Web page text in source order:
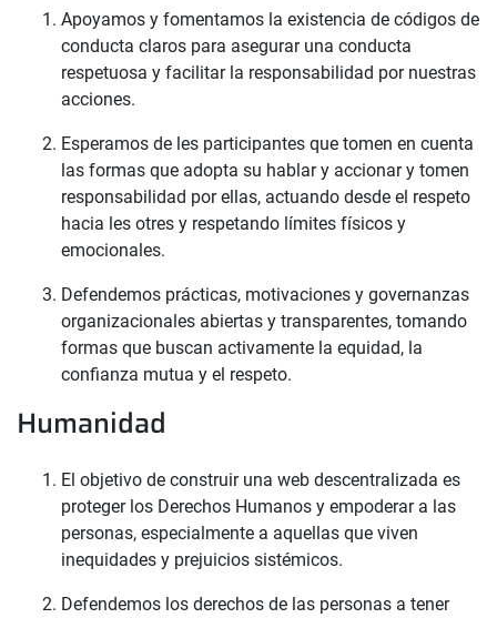
Apoyamos y fomentamos la existencia de códigos de
conducta claros para asegurar una conducta
respetuosa y facilitar la responsabilidad por nuestras
acciones.
Esperamos de les participantes que tomen en cuenta
las formas que adopta su hablar y accionar y tomen
responsabilidad por ellas, actuando desde el respeto
hacia les otres y respetando límites físicos y
emocionales.
Defendemos prácticas, motivaciones y governanzas
organizacionales abiertas y transparentes, tomando
formas que buscan activamente la equidad, la
confianza mutua y el respeto.
Humanidad
El objetivo de construir una web descentralizada es
proteger los Derechos Humanos y empoderar a las
personas, especialmente a aquellas que viven
inequidades y prejuicios sistémicos.
Defendemos los derechos de las personas a tener